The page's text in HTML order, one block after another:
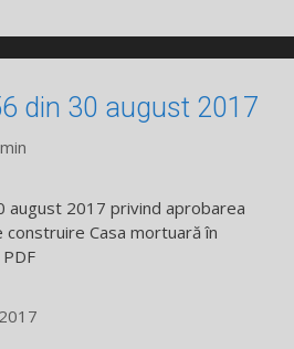
din 30 august 2017
august 2017 privind aprobarea
Casa mortuară în